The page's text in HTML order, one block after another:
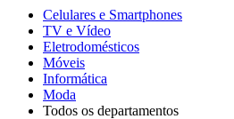
Celulares e Smartphones
TV e Vídeo
Eletrodomésticos
Móveis
Informática
Moda
Todos os departamentos